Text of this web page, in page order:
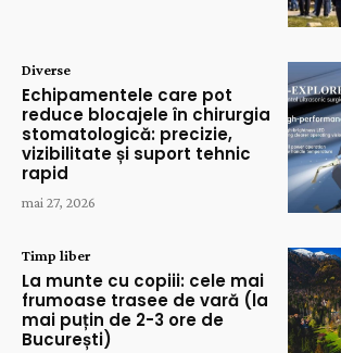
Diverse
Echipamentele care pot
reduce blocajele în chirurgia
stomatologică: precizie,
vizibilitate și suport tehnic
rapid
mai 27, 2026
Timp liber
La munte cu copiii: cele mai
frumoase trasee de vară (la
mai puțin de 2-3 ore de
București)